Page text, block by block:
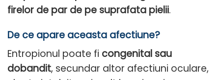
firelor de par de pe suprafata pielii.
De ce apare aceasta afectiune?
Entropionul poate fi congenital sau
dobandit, secundar altor afectiuni oculare,